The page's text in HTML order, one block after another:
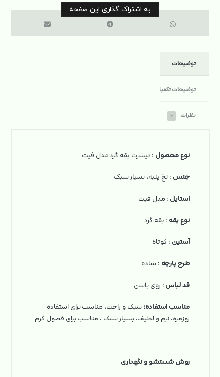
توضیحات
توضیحات تکمیلی
نظرات ۰
نوع محصول : تیشرت یقه گرد مدل فیت
جنس : نخ‌ پنبه، بسیار سبک
استایل : مدل فیت
نوع یقه : یقه گرد
آستین : کوتاه
طرح پارچه : ساده
قد لباس : روی باسن
مناسب استفاده:سبک و راحت، مناسب برای استفاده
روزمره، نرم و لطیف، بسیار سبک ، مناسب برای فصول گرم
روش شستشو و نگهداری